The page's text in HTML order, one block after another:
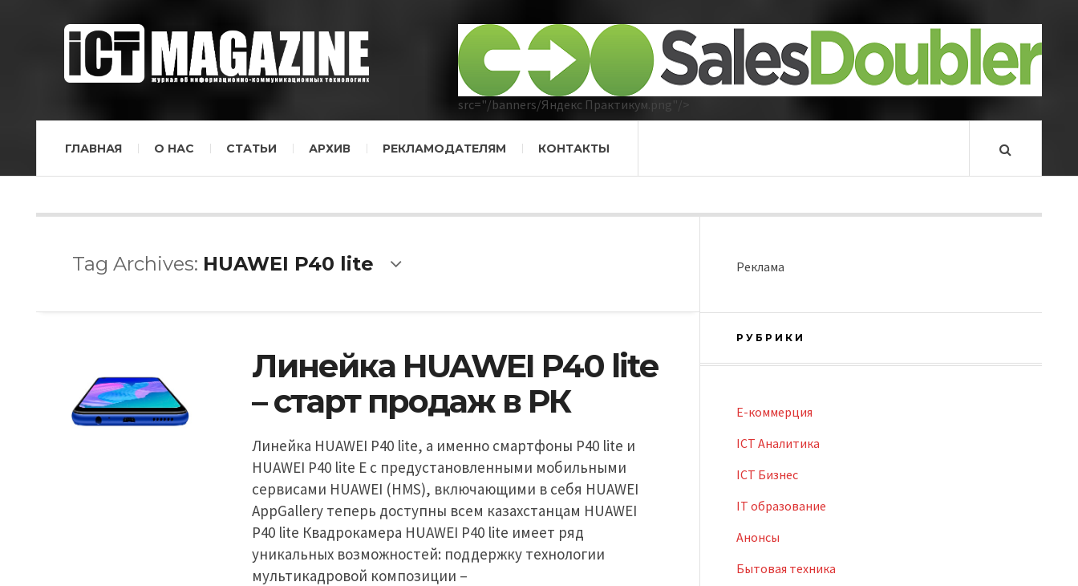
src="/banners/Яндекс Практикум.png"/>
ГЛАВНАЯ О НАС СТАТЬИ АРХИВ РЕКЛАМОДАТЕЛЯМ КОНТАКТЫ
Tag Archives: HUAWEI P40 lite
Линейка HUAWEI P40 lite
– старт продаж в РК
Линейка HUAWEI P40 lite, а именно смартфоны P40 lite и
HUAWEI P40 lite Е с предустановленными мобильными
сервисами HUAWEI (HMS), включающими в себя HUAWEI
AppGallery теперь доступны всем казахстанцам HUAWEI
P40 lite Квадрокамера HUAWEI P40 lite имеет ряд
уникальных возможностей: поддержку технологии
мультикадровой композиции –
Реклама
РУБРИКИ
E-коммерция
ICT Аналитика
ICT Бизнес
IT образование
Анонсы
Бытовая техника